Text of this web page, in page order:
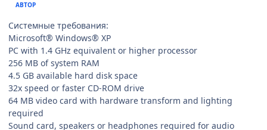
АВТОР
Системные требования:
Microsoft® Windows® XP
PC with 1.4 GHz equivalent or higher processor
256 MB of system RAM
4.5 GB available hard disk space
32x speed or faster CD-ROM drive
64 MB video card with hardware transform and lighting
required
Sound card, speakers or headphones required for audio